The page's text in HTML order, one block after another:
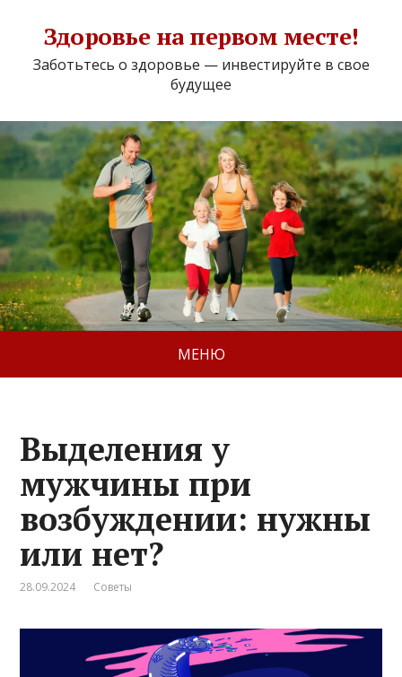
Здоровье на первом месте!
Заботьтесь о здоровье — инвестируйте в свое
будущее
МЕНЮ
Выделения у
мужчины при
возбуждении: нужны
или нет?
28.09.2024 Советы